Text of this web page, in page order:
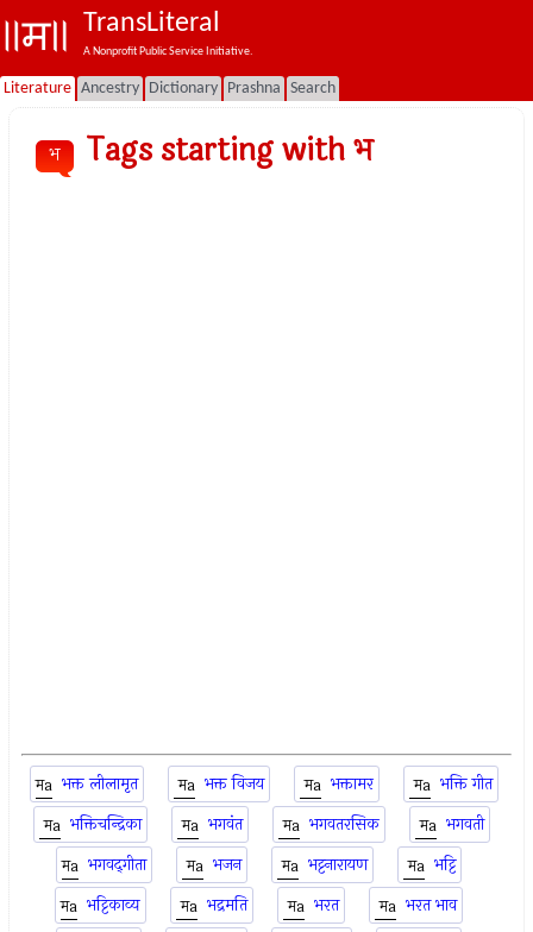
TransLiteral
A Nonprofit Public Service Initiative.
Literature Ancestry Dictionary Prashna Search
भ Tags starting with भ
भक्त लीलामृत भक्त विजय भक्तामर
भक्ति गीत
भक्तिचन्द्रिका
भगवंत भगवतरसिक
भगवती
भगवद्‌गीता
भजन भट्टनारायण
भट्टि
भट्टिकाव्य
भद्रमति भरत
भरत भाव